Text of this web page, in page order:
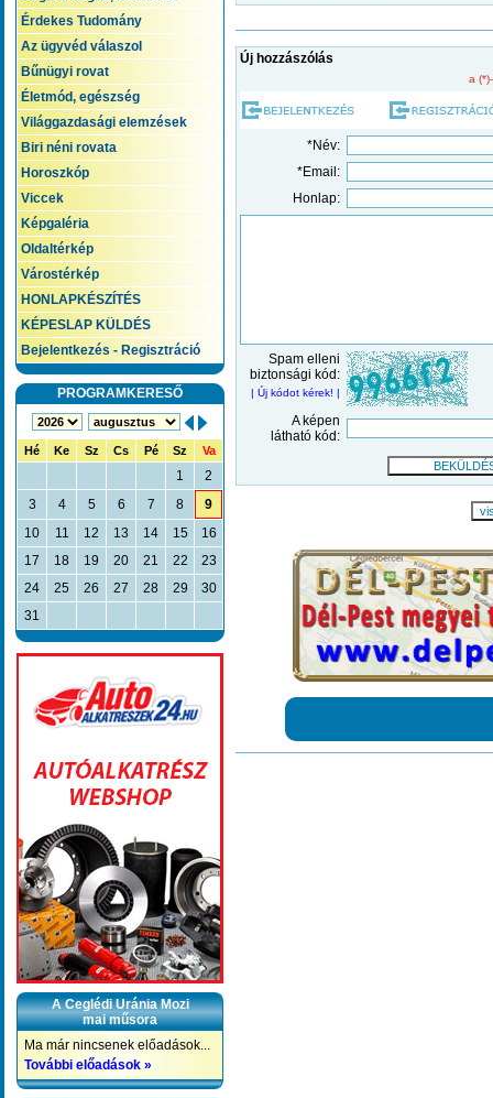
Érdekes Tudomány
Az ügyvéd válaszol
Bűnügyi rovat
Életmód, egészség
Világgazdasági elemzések
Biri néni rovata
Horoszkóp
Viccek
Képgaléria
Oldaltérkép
Várostérkép
HONLAPKÉSZÍTÉS
KÉPESLAP KÜLDÉS
Bejelentkezés - Regisztráció
PROGRAMKERESŐ
Hé Ke Sz Cs Pé Sz Va
1
2
3
4 5 6 7 8
9
10
11 12 13 14 15
16
17
18 19 20 21 22
23
24
25 26 27 28 29
30
31
A Ceglédi Uránia Mozi
mai műsora
Ma már nincsenek előadások...
További előadások »
Új hozzászólás
a
*Név:
*Email:
Honlap:
Spam elleni
biztonsági kód:
| Új kódot kérek! |
A képen
látható kód: